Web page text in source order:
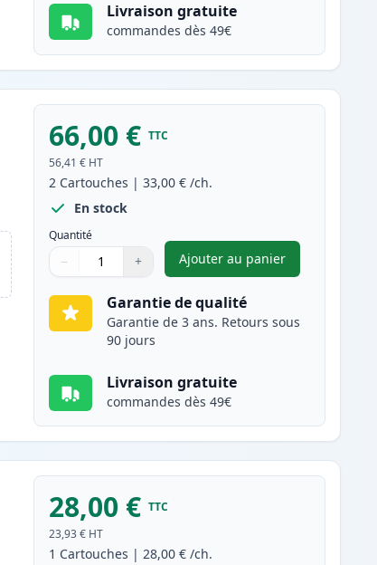
Livraison gratuite
commandes dès 49€
66,00 € TTC
56,41 € HT
2 Cartouches |33,00 € /ch.
En stock
Quantité
Quantité
Utilisez les boutons pour ajuster
− +
Quantité
Ajouter au panier
,Pack de 2 Brother
Garantie de qualité
Garantie de 3 ans. Retours sous
90 jours
Livraison gratuite
commandes dès 49€
28,00 € TTC
23,93 € HT
1 Cartouches |28,00 € /ch.